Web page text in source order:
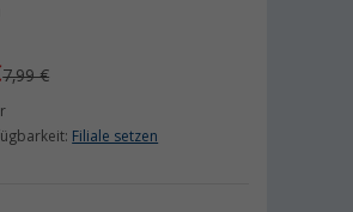
7,99 €
Filiale setzen